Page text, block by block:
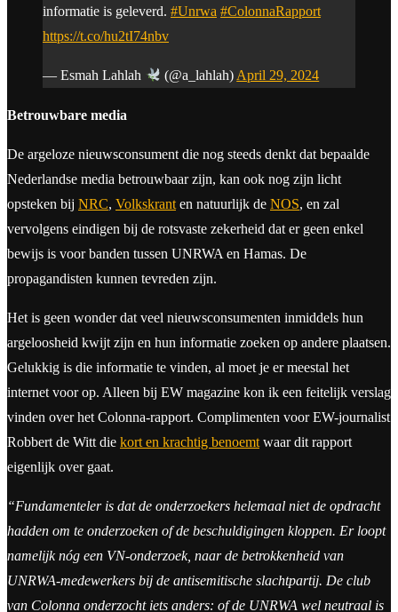
informatie is geleverd. #Unrwa #ColonnaRapport
https://t.co/hu2tI74nbv
— Esmah Lahlah (@a_lahlah) April 29, 2024
Betrouwbare media
De argeloze nieuwsconsument die nog steeds denkt dat bepaalde
Nederlandse media betrouwbaar zijn, kan ook nog zijn licht
opsteken bij NRC, Volkskrant en natuurlijk de NOS, en zal
vervolgens eindigen bij de rotsvaste zekerheid dat er geen enkel
bewijs is voor banden tussen UNRWA en Hamas. De
propagandisten kunnen tevreden zijn.
Het is geen wonder dat veel nieuwsconsumenten inmiddels hun
argeloosheid kwijt zijn en hun informatie zoeken op andere plaatsen.
Gelukkig is die informatie te vinden, al moet je er meestal het
internet voor op. Alleen bij EW magazine kon ik een feitelijk verslag
vinden over het Colonna-rapport. Complimenten voor EW-journalist
Robbert de Witt die kort en krachtig benoemt waar dit rapport
eigenlijk over gaat.
“Fundamenteler is dat de onderzoekers helemaal niet de opdracht
hadden om te onderzoeken of de beschuldigingen kloppen. Er loopt
namelijk nóg een VN-onderzoek, naar de betrokkenheid van
UNRWA-medewerkers bij de antisemitische slachtpartij. De club
van Colonna onderzocht iets anders: of de UNRWA wel neutraal is